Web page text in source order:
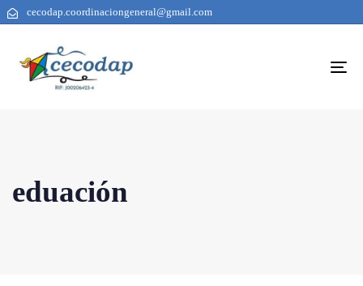
cecodap.coordinaciongeneral@gmail.com
eduación